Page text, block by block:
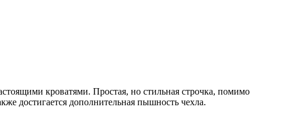
кроватями. Простая, но стильная строчка, помимо
достигается дополнительная пышность чехла.